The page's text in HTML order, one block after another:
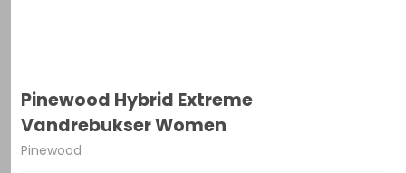
Pinewood Hybrid Extreme
Vandrebukser Women
Pinewood